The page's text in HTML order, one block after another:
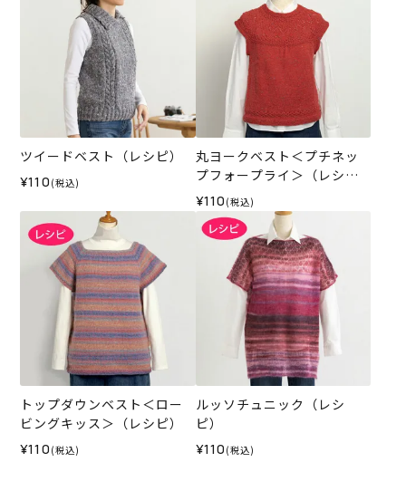
ツイードベスト（レシピ）
¥110 (税込)
丸ヨークベスト＜プチネッ
プフォープライ＞（レシ
ピ）
¥110 (税込)
トップダウンベスト＜ロー
ビングキッス＞（レシピ）
¥110 (税込)
ルッソチュニック（レシ
ピ）
¥110 (税込)